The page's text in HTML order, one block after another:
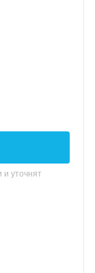
уточнят